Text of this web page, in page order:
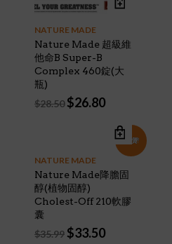
NATURE MADE
Nature Made 超級維
他命B Super-B
Complex 460錠(大
瓶)
$28.50 Original
$26.80Current
is:
$26.80.
特價!
NATURE MADE
Nature Made降膽固
醇(植物固醇)
Cholest-Off 210軟膠
囊
$35.99 Original
$33.50Current